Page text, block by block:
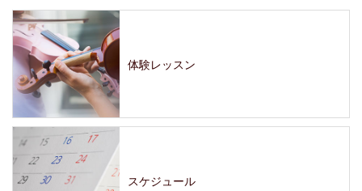
体験レッスン
スケジュール